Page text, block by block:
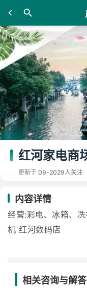
红河家电商
更新于 09-2029人关注
内容详情
经营:彩电、冰箱、
机 红河数码店
相关咨询与解答